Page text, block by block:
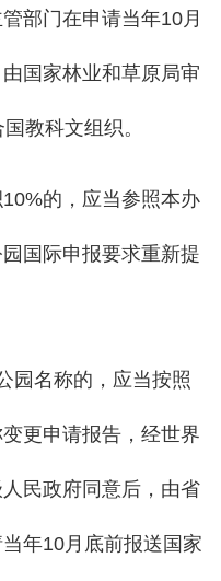
部门在申请当年10月
国家林业和草原局审
教科文组织。
的，应当参照本办
国际申报要求重新提
园名称的，应当按照
更申请报告，经世界
民政府同意后，由省
年10月底前报送国家